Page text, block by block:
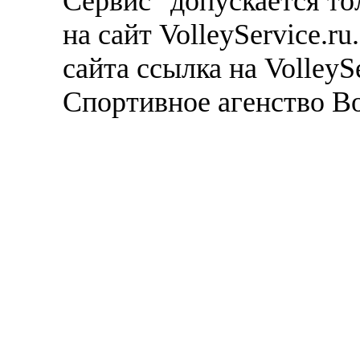
на сайт
сайта ссылка на
Спортивное агенство